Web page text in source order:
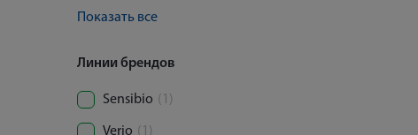
Показать все
Линии брендов
Sensibio (1)
Verio (1)